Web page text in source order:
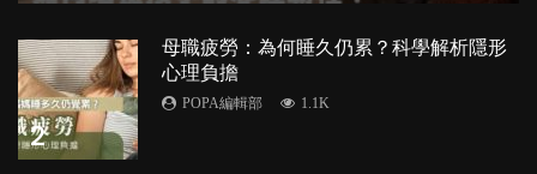
2
母職疲勞：為何睡久仍累？科學解析隱形
心理負擔
POPA編輯部 1.1K